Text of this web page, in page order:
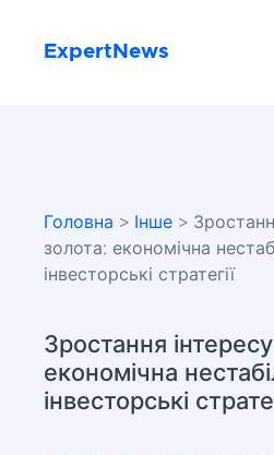
ExpertNews
Головна > Інше >
золота: економічна
інвесторські стратегії
Зростання
економічна
інвесторські